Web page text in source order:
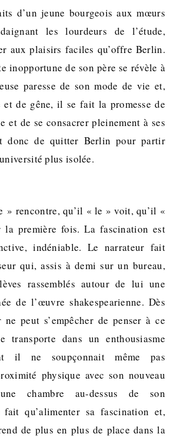
d’un jeune bourgeois aux mœurs
les lourdeurs de l’étude,
aux plaisirs faciles qu’offre Berlin.
inopportune de son père se révèle à
paresse de son mode de vie et,
de gêne, il se fait la promesse de
et de se consacrer pleinement à ses
donc de quitter Berlin pour partir
plus isolée.
» rencontre, qu’il « le » voit, qu’il «
la première fois. La fascination est
indéniable. Le narrateur fait
qui, assis à demi sur un bureau,
rassemblés autour de lui une
de l’œuvre shakespearienne. Dès
peut s’empêcher de penser à ce
transporte dans un enthousiasme
il ne soupçonnait même pas
physique avec son nouveau
chambre au-dessus de son
fait qu’alimenter sa fascination et,
de plus en plus de place dans la